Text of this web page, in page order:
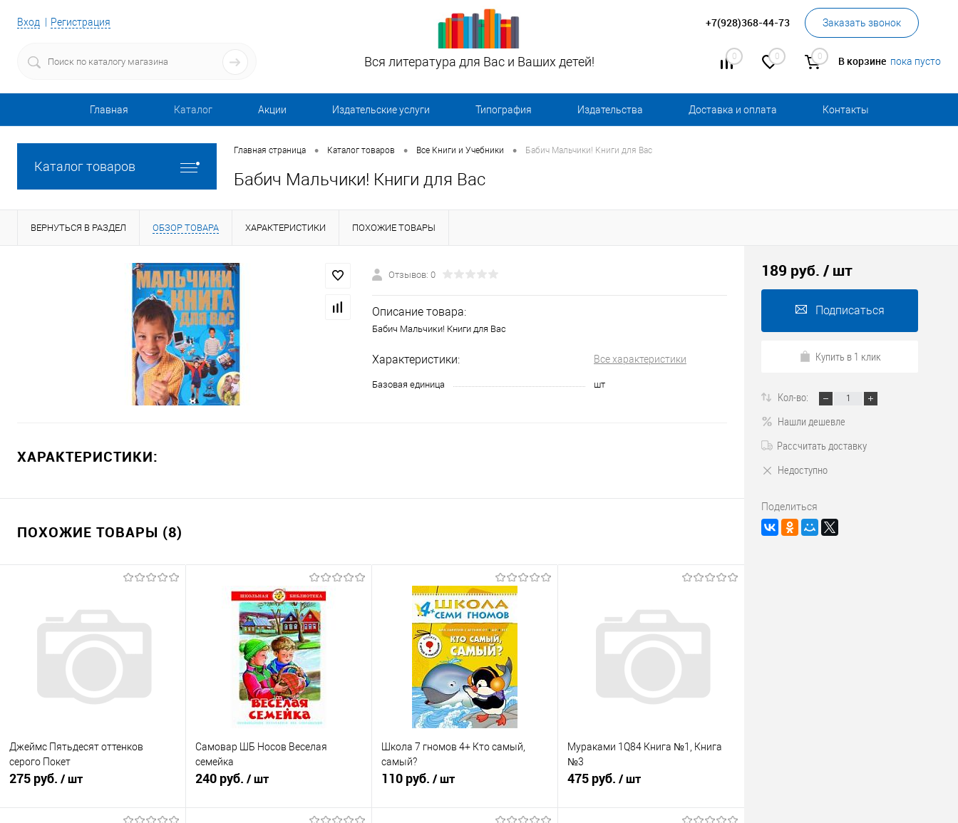
Вход Регистрация +7(928)368-44-73 Заказать звонок
0 0 0 В корзине пока пусто
Вся литература для Вас и Ваших детей!
Главная Каталог Акции Издательские услуги Типография Издательства Доставка и оплата Контакты
Каталог товаров
Главная страница • Каталог товаров • Все Книги и Учебники • Бабич Мальчики! Книги для Вас
Бабич Мальчики! Книги для Вас
ВЕРНУТЬСЯ В РАЗДЕЛ ОБЗОР ТОВАРА ХАРАКТЕРИСТИКИ ПОХОЖИЕ ТОВАРЫ
Отзывов: 0
Описание товара:
Бабич Мальчики! Книги для Вас
Характеристики: Все характеристики
Базовая единица шт
ХАРАКТЕРИСТИКИ:
ПОХОЖИЕ ТОВАРЫ (8)
Джеймс Пятьдесят оттенков
серого Покет
275 руб. / шт
Самовар ШБ Носов Веселая
семейка
240 руб. / шт
Школа 7 гномов 4+ Кто самый,
самый?
110 руб. / шт
Мураками 1Q84 Книга №1, Книга
№3
475 руб. / шт
189 руб. / шт
Подписаться
Купить в 1 клик
Кол-во:
Нашли дешевле
Рассчитать доставку
Недоступно
Поделиться